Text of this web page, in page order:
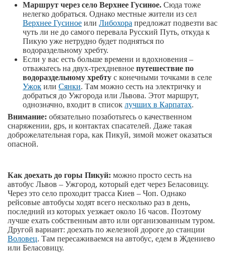
Маршрут через село Верхнее Гусиное. Сюда тоже
нелегко добраться. Однако местные жители из сел
Верхнее Гусиное или Либохора предложат подвезти вас
чуть ли не до самого перевала Русский Путь, откуда к
Пикую уже нетрудно будет подняться по
водораздельному хребту.
Если у вас есть больше времени и вдохновения –
отважьтесь на двух-трехдневное путешествие по
водораздельному хребту с конечными точками в селе
Ужок или Сянки. Там можно сесть на электричку и
добраться до Ужгорода или Львова. Этот маршрут,
однозначно, входит в список лучших в Карпатах.
Внимание: обязательно позаботьтесь о качественном
снаряжении, gps, и контактах спасателей. Даже такая
доброжелательная гора, как Пикуй, зимой может оказаться
опасной.
Как доехать до горы Пикуй: можно просто сесть на
автобус Львов – Ужгород, который едет через Беласовицу.
Через это село проходит трасса Киев – Чоп. Однако
рейсовые автобусы ходят всего несколько раз в день,
последний из которых уезжает около 16 часов. Поэтому
лучше ехать собственным авто или организованным туром.
Другой вариант: доехать по железной дороге до станции
Воловец. Там пересаживаемся на автобус, едем в Ждениево
или Беласовицу.